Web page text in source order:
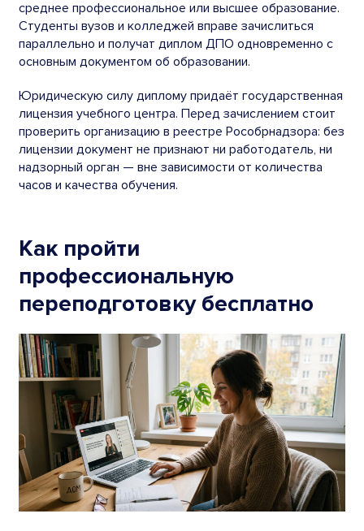
среднее профессиональное или высшее образование.
Студенты вузов и колледжей вправе зачислиться
параллельно и получат диплом ДПО одновременно с
основным документом об образовании.
Юридическую силу диплому придаёт государственная
лицензия учебного центра. Перед зачислением стоит
проверить организацию в реестре Рособрнадзора: без
лицензии документ не признают ни работодатель, ни
надзорный орган — вне зависимости от количества
часов и качества обучения.
Как пройти
профессиональную
переподготовку бесплатно